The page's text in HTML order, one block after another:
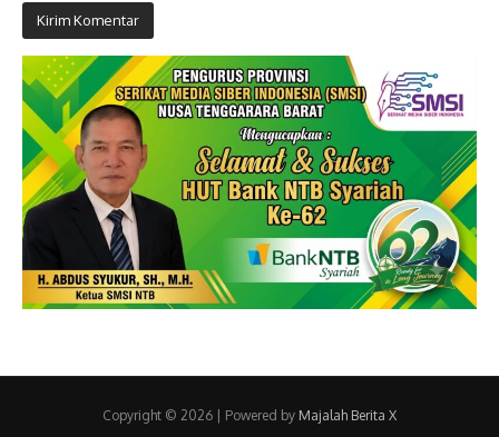
Copyright © 2026 | Powered by Majalah Berita X